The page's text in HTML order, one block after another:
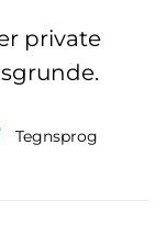
private
Tegnsprog